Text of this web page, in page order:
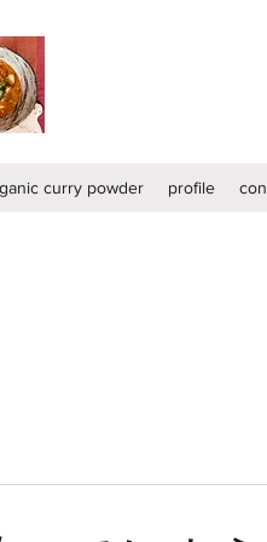
curry powder profile